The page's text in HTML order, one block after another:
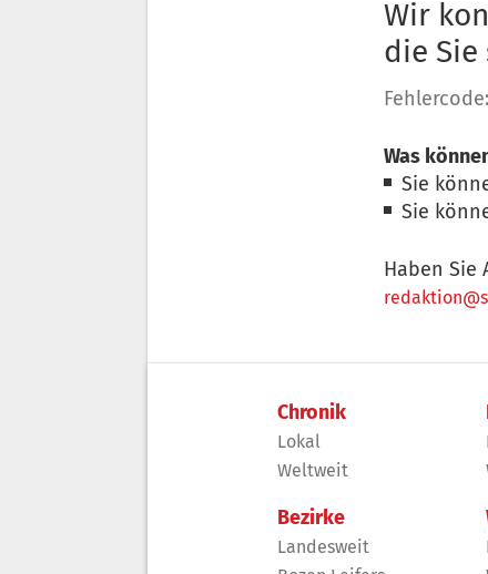
Wir
die Sie
Was
Sie
Sie
Haben Sie
Chronik
Lokal
Weltweit
Bezirke
Landesweit